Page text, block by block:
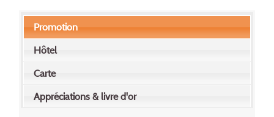
Promotion
Hôtel
Carte
Appréciations & livre d'or